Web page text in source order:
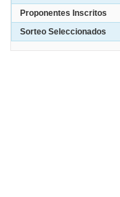
Proponentes Inscritos
Sorteo Seleccionados